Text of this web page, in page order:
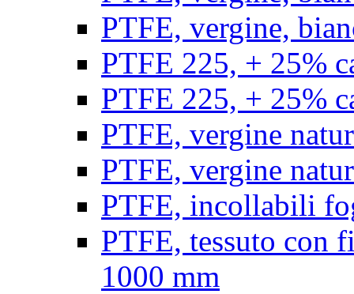
PTFE, vergine,
PTFE 225, + 25%
PTFE 225, + 25%
PTFE, vergine
PTFE, vergine
PTFE, incollabili
PTFE, tessuto con
1000 mm